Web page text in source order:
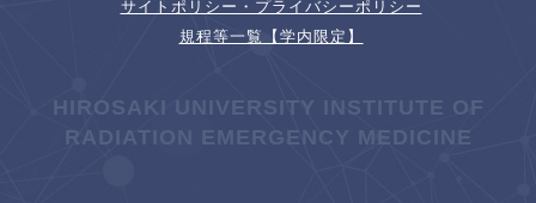
サイトポリシー・プライバシーポリシー
規程等一覧【学内限定】
HIROSAKI UNIVERSITY INSTITUTE OF
RADIATION EMERGENCY MEDICINE